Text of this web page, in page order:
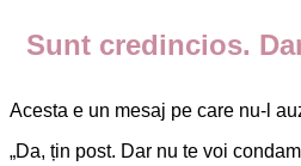
Sunt credincios.
Acesta e un mesaj pe care nu-l
„Da, țin post. Dar nu te voi